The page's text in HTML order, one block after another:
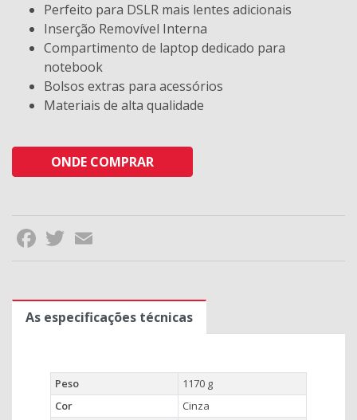
Perfeito para DSLR mais lentes adicionais
Inserção Removível Interna
Compartimento de laptop dedicado para
notebook
Bolsos extras para acessórios
Materiais de alta qualidade
ONDE COMPRAR
Facebook
Twitter
As especificações técnicas
Peso
1170 g
Cor
Cinza